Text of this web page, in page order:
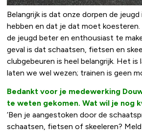
Belangrijk is dat onze dorpen de
hebben en dat je dat moet
de jeugd beter en enthousiast te
geval is dat schaatsen, fietsen en
clubgebeuren is heel belangrijk. Het is
laten we wel wezen; trainen is geen
Bedankt voor je medewerking
te weten gekomen. Wat wil je nog
‘Ben je aangestoken door de
schaatsen, fietsen of skeeleren?